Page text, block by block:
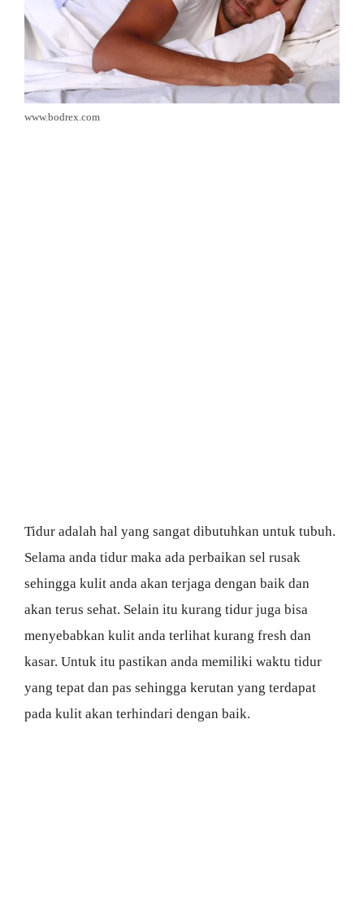
www.bodrex.com
Tidur adalah hal yang sangat dibutuhkan untuk tubuh.
Selama anda tidur maka ada perbaikan sel rusak
sehingga kulit anda akan terjaga dengan baik dan
akan terus sehat. Selain itu kurang tidur juga bisa
menyebabkan kulit anda terlihat kurang fresh dan
kasar. Untuk itu pastikan anda memiliki waktu tidur
yang tepat dan pas sehingga kerutan yang terdapat
pada kulit akan terhindari dengan baik.